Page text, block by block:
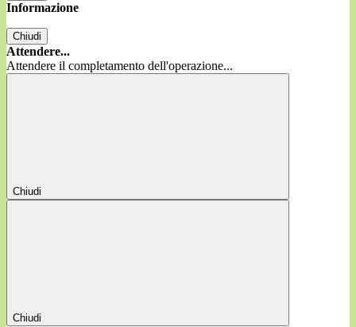
Informazione
Chiudi
Attendere...
Attendere il completamento dell'operazione...
Chiudi
Chiudi